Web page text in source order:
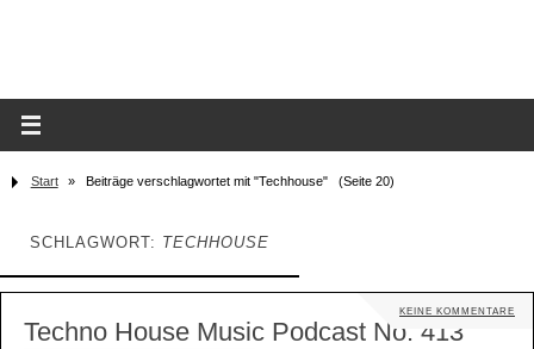
Start » Beiträge verschlagwortet mit "Techhouse" (Seite 20)
SCHLAGWORT: TECHHOUSE
KEINE KOMMENTARE
Techno House Music Podcast No. 413